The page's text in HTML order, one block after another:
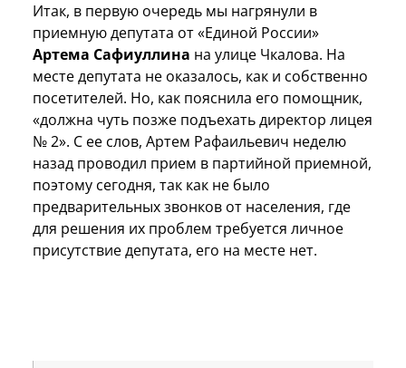
Итак, в первую очередь мы нагрянули в
приемную депутата от «Единой России»
Артема Сафиуллина на улице Чкалова. На
месте депутата не оказалось, как и собственно
посетителей. Но, как пояснила его помощник,
«должна чуть позже подъехать директор лицея
№ 2». С ее слов, Артем Рафаильевич неделю
назад проводил прием в партийной приемной,
поэтому сегодня, так как не было
предварительных звонков от населения, где
для решения их проблем требуется личное
присутствие депутата, его на месте нет.